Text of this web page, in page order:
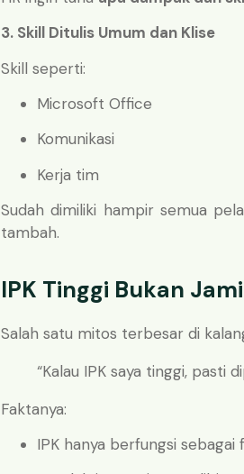
3. Skill Ditulis Umum dan Klise
Skill seperti:
Microsoft Office
Komunikasi
Kerja tim
Sudah dimiliki hampir semua
tambah.
IPK Tinggi Bukan
Salah satu mitos terbesar di
“Kalau IPK saya tinggi, pasti
Faktanya:
IPK hanya berfungsi sebagai